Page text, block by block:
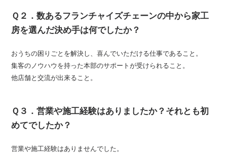
Ｑ２．数あるフランチャイズチェーンの中から家工
房を選んだ決め手は何でしたか？
おうちの困りごとを解決し、喜んでいただける仕事であること。
集客のノウハウを持った本部のサポートが受けられること。
他店舗と交流が出来ること。
Ｑ３．営業や施工経験はありましたか？それとも初
めてでしたか？
営業や施工経験はありませんでした。